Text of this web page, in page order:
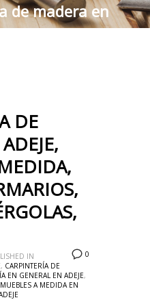
de madera en
DE
0
IN
, CARPINTERÍA DE
EN GENERAL EN ADEJE,
MUEBLES A MEDIDA EN